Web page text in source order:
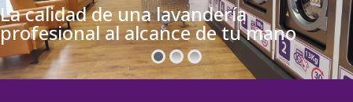
La calidad de una lavandería
profesional al alcance de tu mano